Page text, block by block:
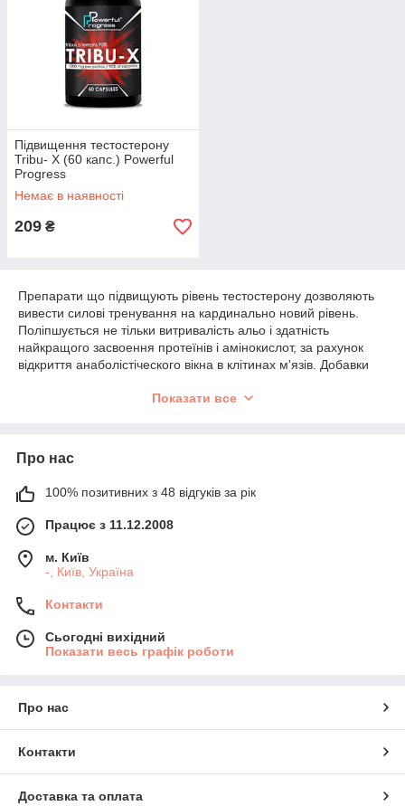
Підвищення тестостерону
Tribu- X (60 капс.) Powerful
Progress
Немає в наявності
209 ₴
Препарати що підвищують рівень тестостерону дозволяють
вивести силові тренування на кардинально новий рівень
Поліпшується не тільки витривалість альо і здатність
найкращого засвоення протеїнів і амінокислот, за рахунок
відкриття анаболістіческого вікна в клітинах м'язів Добавки
Показати все
Про нас
100% позитивних з 48 відгуків за рік
Працює з 11.12.2008
м. Київ
-, Київ, Україна
Контакти
Сьогодні вихідний
Показати весь графік роботи
Про нас
Контакти
Доставка та оплата